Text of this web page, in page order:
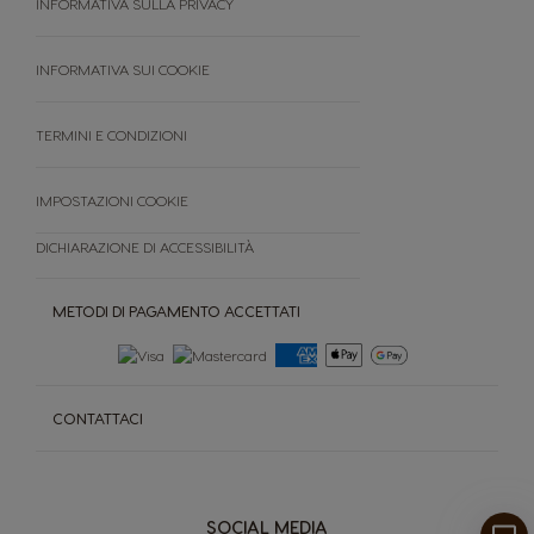
SOCIAL MEDIA
METODI DI PAGAMENTO ACCETTATI
CONTATTACI
INFORMATIVA SULLA PRIVACY
INFORMATIVA SUI COOKIE
TERMINI E CONDIZIONI
IMPOSTAZIONI COOKIE
DICHIARAZIONE DI ACCESSIBILITÀ